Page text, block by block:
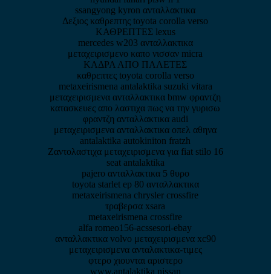
ssangyong kyron ανταλλακτικα
Δεξιος καθρεπτης toyota corolla verso
ΚΑΘΡΕΠΤΕΣ lexus
mercedes w203 ανταλλακτικα
μεταχειρισμενο καπο νισσαν micra
ΚΑΔΡΑ ΑΠΟ ΠΑΛΕΤΕΣ
καθρεπτες toyota corolla verso
metaxeirismena antalaktika suzuki vitara
μεταχειρισμενα ανταλλακτικα bmw φραντζη
κατασκευες απο λαστιχα πως να την γυρισω
φραντζη ανταλλακτικα audi
μεταχειρισμενα ανταλλακτικα οπελ αθηνα
antalaktika autokiniton fratzh
Ζαντολαστιχα μεταχειρισμενα για fiat stilo 16
seat antalaktika
pajero ανταλλακτικα 5 θυρο
toyota starlet ep 80 ανταλλακτικα
metaxeirismena chrysler crossfire
τραβερσα xsara
metaxeirismena crossfire
alfa romeo156-acssesori-ebay
ανταλλακτικα volvo μεταχειρισμενα xc90
μεταχειρισμενα ανταλακτικα-τιμες
φτερο χιουνται αριστερο
www.antalaktika nissan